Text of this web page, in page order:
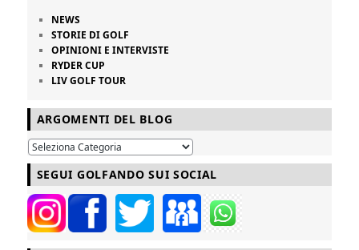
NEWS
STORIE DI GOLF
OPINIONI E INTERVISTE
RYDER CUP
LIV GOLF TOUR
ARGOMENTI DEL BLOG
SEGUI GOLFANDO SUI SOCIAL